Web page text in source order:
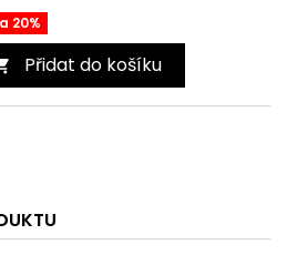
20%
Přidat do košíku